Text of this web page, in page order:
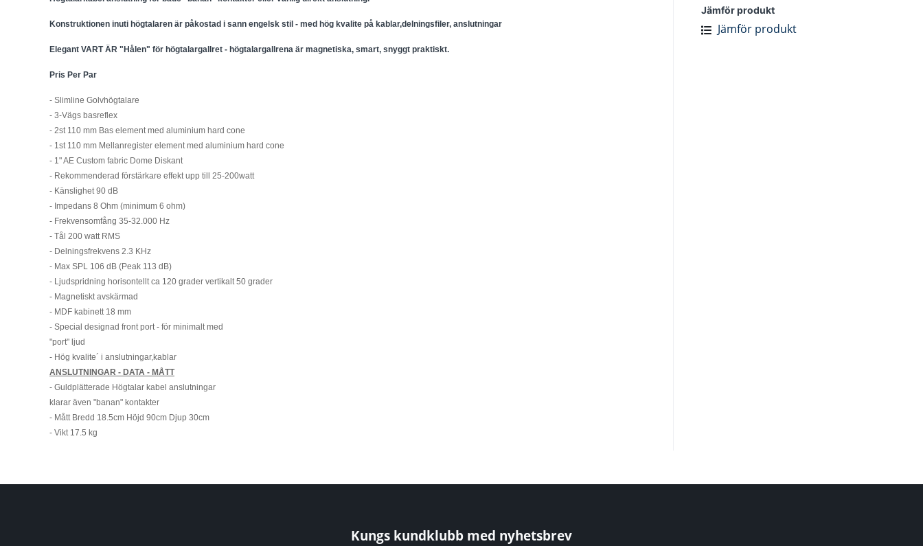
Konstruktionen inuti högtalaren är påkostad i sann engelsk stil - med hög kvalite på kablar,delningsfiler, anslutningar
Elegant VART ÄR "Hålen" för högtalargallret - högtalargallrena är magnetiska, smart, snyggt praktiskt.
Pris Per Par
- Slimline Golvhögtalare
- 3-Vägs basreflex
- 2st 110 mm Bas element med aluminium hard cone
- 1st 110 mm Mellanregister element med aluminium hard cone
- 1" AE Custom fabric Dome Diskant
- Rekommenderad förstärkare effekt upp till 25-200watt
- Känslighet 90 dB
- Impedans 8 Ohm (minimum 6 ohm)
- Frekvensomfång 35-32.000 Hz
- Tål 200 watt RMS
- Delningsfrekvens 2.3 KHz
- Max SPL 106 dB (Peak 113 dB)
- Ljudspridning horisontellt ca 120 grader vertikalt 50 grader
- Magnetiskt avskärmad
- MDF kabinett 18 mm
- Special designad front port - för minimalt med
"port" ljud
- Hög kvalite´ i anslutningar,kablar
ANSLUTNINGAR - DATA - MÅTT
- Guldplätterade Högtalar kabel anslutningar
klarar även "banan" kontakter
- Mått Bredd 18.5cm Höjd 90cm Djup 30cm
- Vikt 17.5 kg
Jämför produkt
Jämför produkt
Kungs kundklubb med nyhetsbrev